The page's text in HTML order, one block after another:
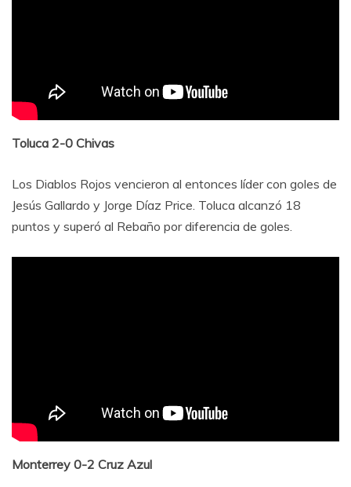
Toluca 2-0 Chivas
Los Diablos Rojos vencieron al entonces líder con goles de
Jesús Gallardo y Jorge Díaz Price. Toluca alcanzó 18
puntos y superó al Rebaño por diferencia de goles.
Monterrey 0-2 Cruz Azul